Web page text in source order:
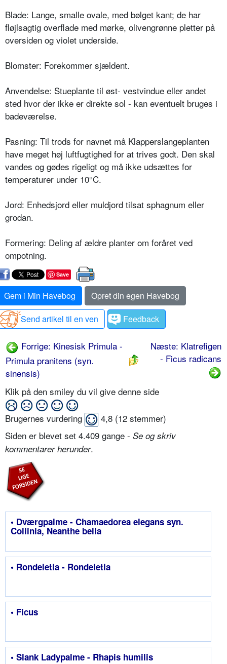
Blade: Lange, smalle ovale, med bølget kant; de har
fløjlsagtig overflade med mørke, olivengrønne pletter på
oversiden og violet underside.
Blomster: Forekommer sjældent.
Anvendelse: Stueplante til øst- vestvindue eller andet
sted hvor der ikke er direkte sol - kan eventuelt bruges i
badeværelse.
Pasning: Til trods for navnet må Klapperslangeplanten
have meget høj luftfugtighed for at trives godt. Den skal
vandes og gødes rigeligt og må ikke udsættes for
temperatu­rer under 10°C.
Jord: Enhedsjord eller muldjord tilsat sphagnum eller
grodan.
Formering: Deling af ældre planter om foråret ved
ompotning.
Save
Gem i Min Havebog
Opret din egen Havebog
Send artikel til en ven
Feedback
Forrige: Kinesisk Primula -
Primula pranitens (syn.
sinensis)
Næste: Klatrefigen
- Ficus radicans
Klik på den smiley du vil give denne side
Brugernes vurdering 4,8 (12 stemmer)
Siden er blevet set 4.409 gange - Se og skriv
kommentarer herunder.
• Dværgpalme - Chamaedorea elegans syn.
Collinia, Neanthe bella
• Rondeletia - Rondeletia
• Ficus
• Slank Ladypalme - Rhapis humilis